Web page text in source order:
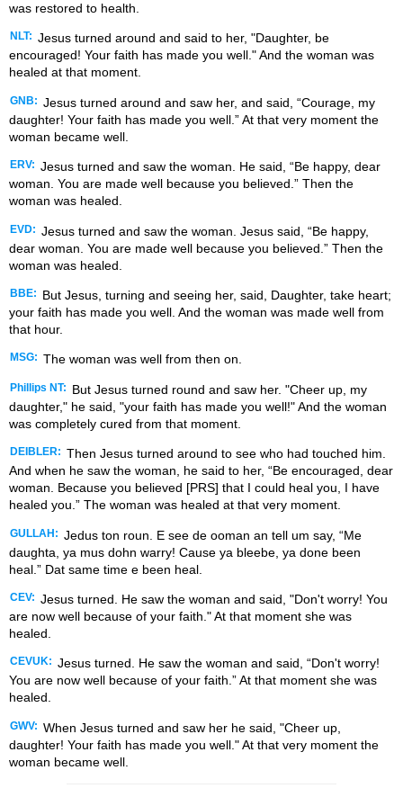
was restored to health.
NLT: Jesus turned around and said to her, "Daughter, be
encouraged! Your faith has made you well." And the woman was
healed at that moment.
GNB: Jesus turned around and saw her, and said, “Courage, my
daughter! Your faith has made you well.” At that very moment the
woman became well.
ERV: Jesus turned and saw the woman. He said, “Be happy, dear
woman. You are made well because you believed.” Then the
woman was healed.
EVD: Jesus turned and saw the woman. Jesus said, “Be happy,
dear woman. You are made well because you believed.” Then the
woman was healed.
BBE:
But Jesus, turning and seeing her, said, Daughter, take heart;
your faith has made you well. And the woman was made well from
that hour.
MSG: The woman was well from then on.
Phillips NT:
But Jesus turned round and saw her. "Cheer up, my
daughter," he said, "your faith has made you well!" And the woman
was completely cured from that moment.
DEIBLER: Then Jesus turned around to see who had touched him.
And when he saw the woman, he said to her, “Be encouraged, dear
woman. Because you believed [PRS] that I could heal you, I have
healed you.” The woman was healed at that very moment.
GULLAH: Jedus ton roun. E see de ooman an tell um say, “Me
daughta, ya mus dohn warry! Cause ya bleebe, ya done been
heal.” Dat same time e been heal.
CEV: Jesus turned. He saw the woman and said, "Don't worry! You
are now well because of your faith." At that moment she was
healed.
CEVUK: Jesus turned. He saw the woman and said, “Don't worry!
You are now well because of your faith.” At that moment she was
healed.
GWV: When Jesus turned and saw her he said, "Cheer up,
daughter! Your faith has made you well." At that very moment the
woman became well.